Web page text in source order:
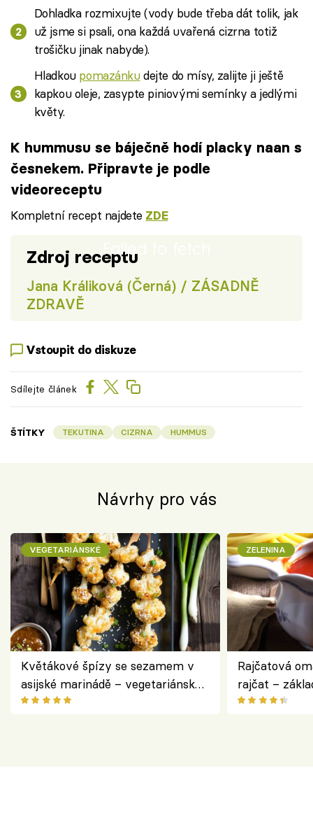
Dohladka rozmixujte (vody bude třeba dát tolik, jak
už jsme si psali, ona každá uvařená cizrna totiž
trošičku jinak nabyde).
Hladkou pomazánkudejte do mísy, zalijte ji ještě
kapkou oleje, zasypte piniovými semínky a jedlými
květy.
K hummusu se báječně hodí placky naan s
česnekem. Připravte je podle
videoreceptu
Kompletní recept najdete ZDE
Failed to fetch
Zdroj receptu
Jana Králiková (Černá) / ZÁSADNĚ
ZDRAVĚ
Vstoupit do diskuze
Sdílejte článek
ŠTÍTKY TEKUTINA CIZRNA HUMMUS
Návrhy pro vás
VEGETARIÁNSKÉ
Květákové špízy se sezamem v
asijské marinádě – vegetariánská
chuťovka z grilu
ZELENINA
Rajčatová
rajčat –